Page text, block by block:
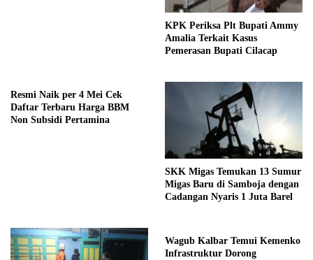
KPK Periksa Plt Bupati Ammy
Amalia Terkait Kasus
Pemerasan Bupati Cilacap
Resmi Naik per 4 Mei Cek
Daftar Terbaru Harga BBM
Non Subsidi Pertamina
SKK Migas Temukan 13 Sumur
Migas Baru di Samboja dengan
Cadangan Nyaris 1 Juta Barel
Wagub Kalbar Temui Kemenko
Infrastruktur Dorong